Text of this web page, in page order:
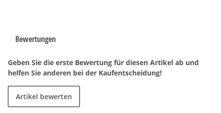
Bewertungen
Geben Sie die erste Bewertung für diesen Artikel ab und
helfen Sie anderen bei der Kaufentscheidung!
Artikel bewerten